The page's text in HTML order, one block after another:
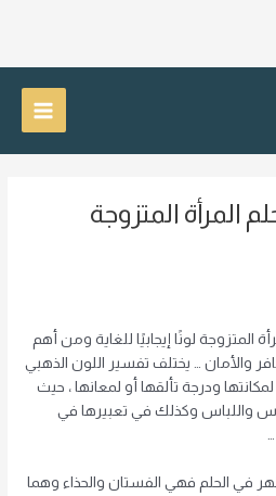
Main
المرأة المتزوجة
المتزوجة لونًا إيجابيًا للغاية ومن أهم
والأمان … يختلف تفسير اللون الذهبي
ودرجة تألقها أو لمعانها ، حيث
واللباس وكذلك في تعبيرها في
في الحلم فهي الفستان والحذاء وهما